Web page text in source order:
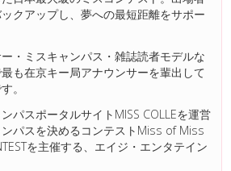
クアップし、夢への最短距離をサポー
・ミスキャンパス・雑誌読者モデルな
も在京キー局アナウンサーを輩出して
。
パスポータルサイトMISS COLLEを運営
パスを決めるコンテストMiss of Miss
を主催する、エイジ・エンタテイン